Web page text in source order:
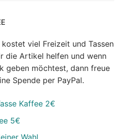
kostet viel Freizeit und Tassen
die Artikel helfen und wenn
geben möchtest, dann freue
Spende per PayPal.
Kaffee 2€
5€